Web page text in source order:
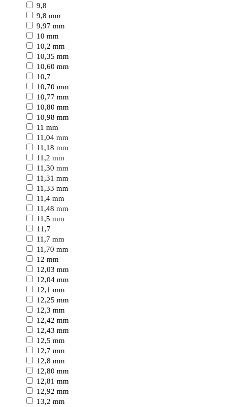
9,8
9,8 mm
9,97 mm
10 mm
10,2 mm
10,35 mm
10,60 mm
10,7
10,70 mm
10,77 mm
10,80 mm
10,98 mm
11 mm
11,04 mm
11,18 mm
11,2 mm
11,30 mm
11,31 mm
11,33 mm
11,4 mm
11,48 mm
11,5 mm
11,7
11,7 mm
11,70 mm
12 mm
12,03 mm
12,04 mm
12,1 mm
12,25 mm
12,3 mm
12,42 mm
12,43 mm
12,5 mm
12,7 mm
12,8 mm
12,80 mm
12,81 mm
12,92 mm
13,2 mm